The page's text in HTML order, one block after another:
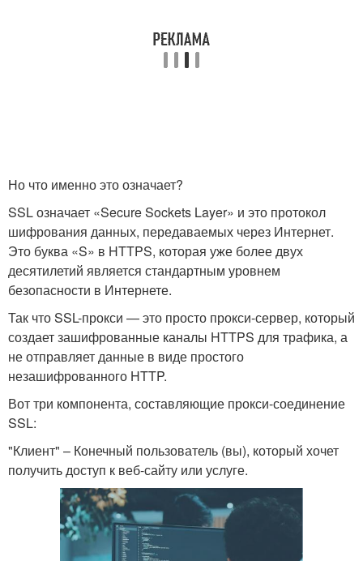
Но что именно это означает?
SSL означает «Secure Sockets Layer» и это протокол
шифрования данных, передаваемых через Интернет.
Это буква «S» в HTTPS, которая уже более двух
десятилетий является стандартным уровнем
безопасности в Интернете.
Так что SSL-прокси — это просто прокси-сервер, который
создает зашифрованные каналы HTTPS для трафика, а
не отправляет данные в виде простого
незашифрованного HTTP.
Вот три компонента, составляющие прокси-соединение
SSL:
"Клиент" – Конечный пользователь (вы), который хочет
получить доступ к веб-сайту или услуге.